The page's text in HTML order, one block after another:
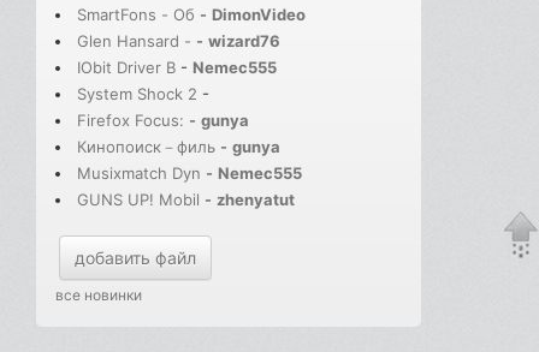
SmartFons - Об - DimonVideo
Glen Hansard - - wizard76
IObit Driver B - Nemec555
System Shock 2 -
Firefox Focus: - gunya
Кинопоиск－филь - gunya
Musixmatch Dyn - Nemec555
GUNS UP! Mobil - zhenyatut
добавить файл
все новинки